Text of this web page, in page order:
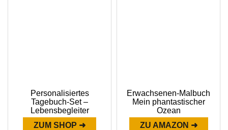
Personalisiertes
Tagebuch-Set –
Lebensbegleiter
ZUM SHOP ➜
Erwachsenen-Malbuch
Mein phantastischer
Ozean
ZU AMAZON ➜